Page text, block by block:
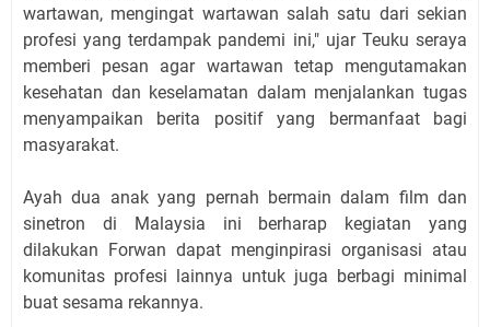
wartawan, mengingat wartawan salah satu dari sekian
profesi yang terdampak pandemi ini," ujar Teuku seraya
memberi pesan agar wartawan tetap mengutamakan
kesehatan dan keselamatan dalam menjalankan tugas
menyampaikan berita positif yang bermanfaat bagi
masyarakat.
Ayah dua anak yang pernah bermain dalam film dan
sinetron di Malaysia ini berharap kegiatan yang
dilakukan Forwan dapat menginpirasi organisasi atau
komunitas profesi lainnya untuk juga berbagi minimal
buat sesama rekannya.